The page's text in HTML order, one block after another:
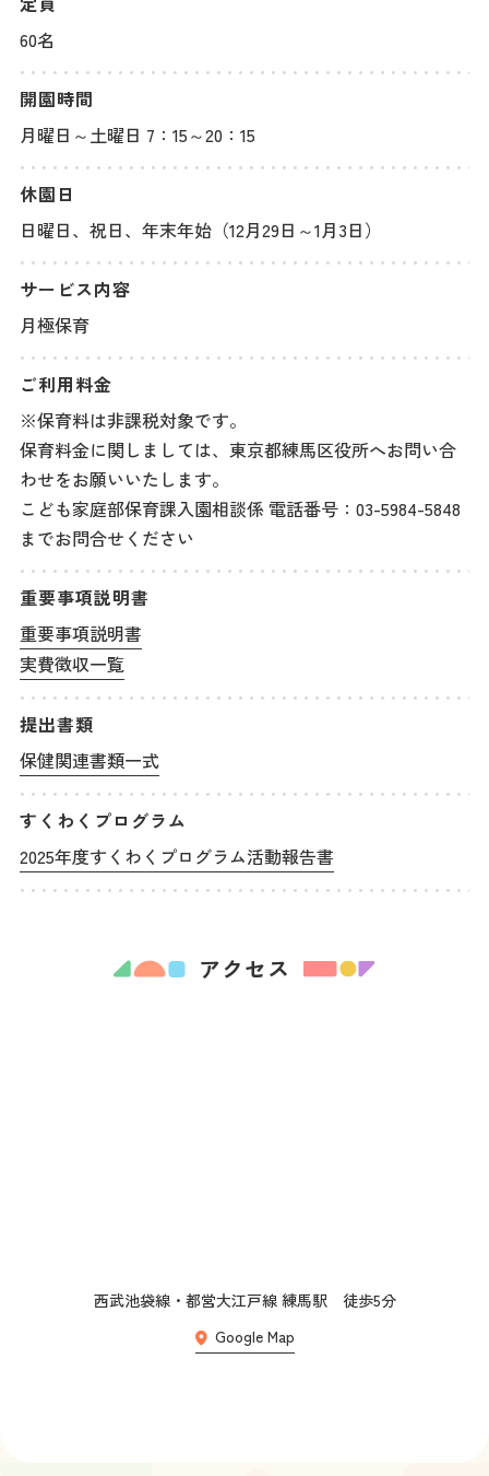
60名
開園時間
月曜日～土曜日 7：15～20：15
休園日
日曜日、祝日、年末年始（12月29日～1月3日）
サービス内容
月極保育
ご利用料金
※保育料は非課税対象です。
保育料金に関しましては、東京都練馬区役所へお問い合
わせをお願いいたします。
こども家庭部保育課入園相談係 電話番号：03-5984-5848
までお問合せください
重要事項説明書
重要事項説明書
実費徴収一覧
提出書類
保健関連書類一式
すくわくプログラム
2025年度すくわくプログラム活動報告書
アクセス
西武池袋線・都営大江戸線 練馬駅　徒歩5分
Google Map